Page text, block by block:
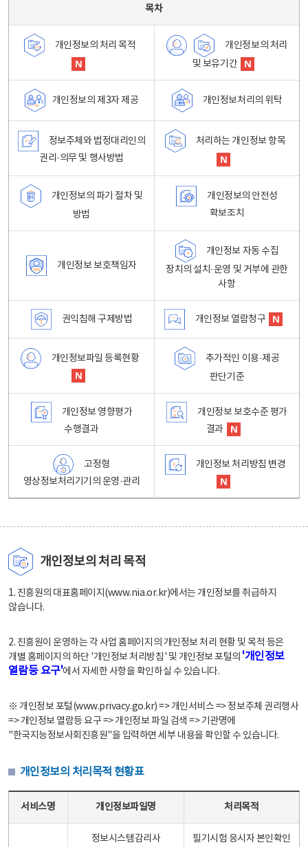
목차
개인정보의 처리 목적
개인정보의 처리
및 보유기간
개인정보의 제3자 제공 개인정보처리의 위탁
정보주체와 법정대리인의
권리·의무 및 행사방법
처리하는 개인정보 항목
개인정보의 파기 절차 및
방법
개인정보의 안전성
확보조치
개인정보 보호책임자
개인정보 자동 수집
장치의 설치·운영 및 거부에 관한
사항
권익침해 구제방법 개인정보 열람청구
개인정보파일 등록현황
추가적인 이용·제공
판단기준
개인정보 영향평가
수행결과
개인정보 보호수준 평가
결과
고정형
영상정보처리기기의 운영·관리
개인정보 처리방침 변경
개인정보의 처리 목적
1. 진흥원의 대표홈페이지(www.nia.or.kr)에서는 개인정보를 취급하지
않습니다.
2. 진흥원이 운영하는 각 사업 홈페이지의 개인정보 처리 현황 및 목적 등은
개별 홈페이지의 하단 '개인정보 처리방침' 및 개인정보 포털의 '개인정보
열람등 요구'에서 자세한 사항을 확인하실 수 있습니다.
※ 개인정보 포털(www.privacy.go.kr) => 개인서비스 => 정보주체 권리행사
=> 개인정보 열람등 요구 => 개인정보 파일 검색 => 기관명에
"한국지능정보사회진흥원"을 입력하면 세부 내용을 확인할 수 있습니다.
개인정보의 처리목적 현황표
서비스명 개인정보파일명 처리목적
정보시스템감리사
필기시험 응시자 본인확인